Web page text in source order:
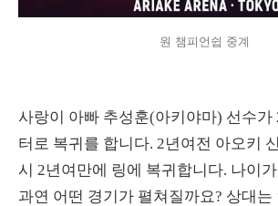
원 챔피언쉽 중계
사랑이 아빠 추성훈(아키야마) 선수가
터로 복귀를 합니다. 2년여전 아오키
시 2년여만에 링에 복귀합니다. 나이
과연 어떤 경기가 펼쳐질까요? 상대는